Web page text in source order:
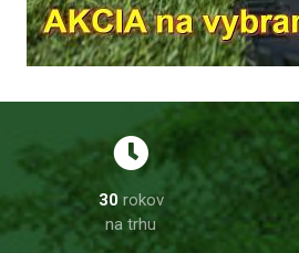
30rokov
na trhu